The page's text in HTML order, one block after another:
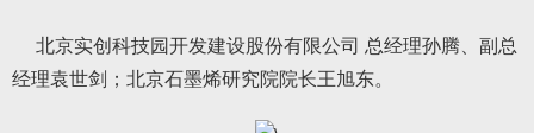
北京实创科技园开发建设股份有限公司 总经理孙腾、副总
经理袁世剑；北京石墨烯研究院院长王旭东。